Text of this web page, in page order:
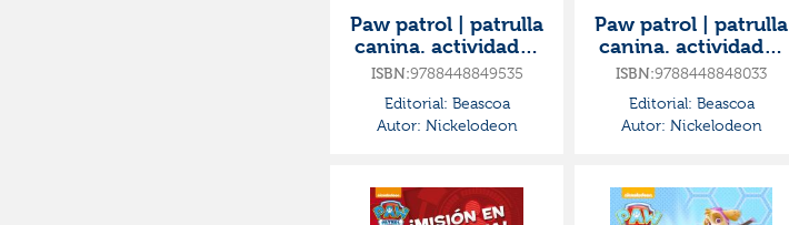
Paw patrol | patrulla
canina. actividades
- juega y colorea
ISBN:9788448849535
Editorial: Beascoa
Autor: Nickelodeon
Paw patrol | patrulla
canina. actividades
- skye y everest ¡al
ISBN:9788448848033
Editorial: Beascoa
Autor: Nickelodeon